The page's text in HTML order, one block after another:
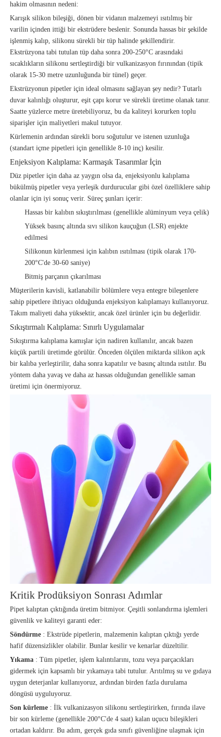
hakim olmasının nedeni:
Karışık silikon bileşiği, dönen bir vidanın malzemeyi ısıtılmış bir
varilin içinden ittiği bir ekstrüdere beslenir. Sonunda hassas bir şekilde
işlenmiş kalıp, silikonu sürekli bir tüp halinde şekillendirir.
Ekstrüzyona tabi tutulan tüp daha sonra 200-250°C arasındaki
sıcaklıkların silikonu sertleştirdiği bir vulkanizasyon fırınından (tipik
olarak 15-30 metre uzunluğunda bir tünel) geçer.
Ekstrüzyonun pipetler için ideal olmasını sağlayan şey nedir? Tutarlı
duvar kalınlığı oluşturur, eşit çapı korur ve sürekli üretime olanak tanır.
Saatte yüzlerce metre üretebiliyoruz, bu da kaliteyi korurken toplu
siparişler için maliyetleri makul tutuyor.
Kürlemenin ardından sürekli boru soğutulur ve istenen uzunluğa
(standart içme pipetleri için genellikle 8-10 inç) kesilir.
Enjeksiyon Kalıplama: Karmaşık Tasarımlar İçin
Düz pipetler için daha az yaygın olsa da, enjeksiyonlu kalıplama
bükülmüş pipetler veya yerleşik durdurucular gibi özel özelliklere sahip
olanlar için iyi sonuç verir. Süreç şunları içerir:
Hassas bir kalıbın sıkıştırılması (genellikle alüminyum veya çelik)
Yüksek basınç altında sıvı silikon kauçuğun (LSR) enjekte
edilmesi
Silikonun kürlenmesi için kalıbın ısıtılması (tipik olarak 170-
200°C'de 30-60 saniye)
Bitmiş parçanın çıkarılması
Müşterilerin kavisli, katlanabilir bölümlere veya entegre bileşenlere
sahip pipetlere ihtiyacı olduğunda enjeksiyon kalıplamayı kullanıyoruz.
Takım maliyeti daha yüksektir, ancak özel ürünler için bu değerlidir.
Sıkıştırmalı Kalıplama: Sınırlı Uygulamalar
Sıkıştırma kalıplama kamışlar için nadiren kullanılır, ancak bazen
küçük partili üretimde görülür. Önceden ölçülen miktarda silikon açık
bir kalıba yerleştirilir, daha sonra kapatılır ve basınç altında ısıtılır. Bu
yöntem daha yavaş ve daha az hassas olduğundan genellikle saman
üretimi için önermiyoruz.
Kritik Prodüksiyon Sonrası Adımlar
Pipet kalıptan çıktığında üretim bitmiyor. Çeşitli sonlandırma işlemleri
güvenlik ve kaliteyi garanti eder:
Söndürme : Ekstrüde pipetlerin, malzemenin kalıptan çıktığı yerde
hafif düzensizlikler olabilir. Bunlar kesilir ve kenarlar düzeltilir.
Yıkama : Tüm pipetler, işlem kalıntılarını, tozu veya parçacıkları
gidermek için kapsamlı bir yıkamaya tabi tutulur. Arıtılmış su ve gıdaya
uygun deterjanlar kullanıyoruz, ardından birden fazla durulama
döngüsü uyguluyoruz.
Son kürleme : İlk vulkanizasyon silikonu sertleştirirken, fırında ilave
bir son kürleme (genellikle 200°C'de 4 saat) kalan uçucu bileşikleri
ortadan kaldırır. Bu adım, gerçek gıda sınıfı güvenliğine ulaşmak için